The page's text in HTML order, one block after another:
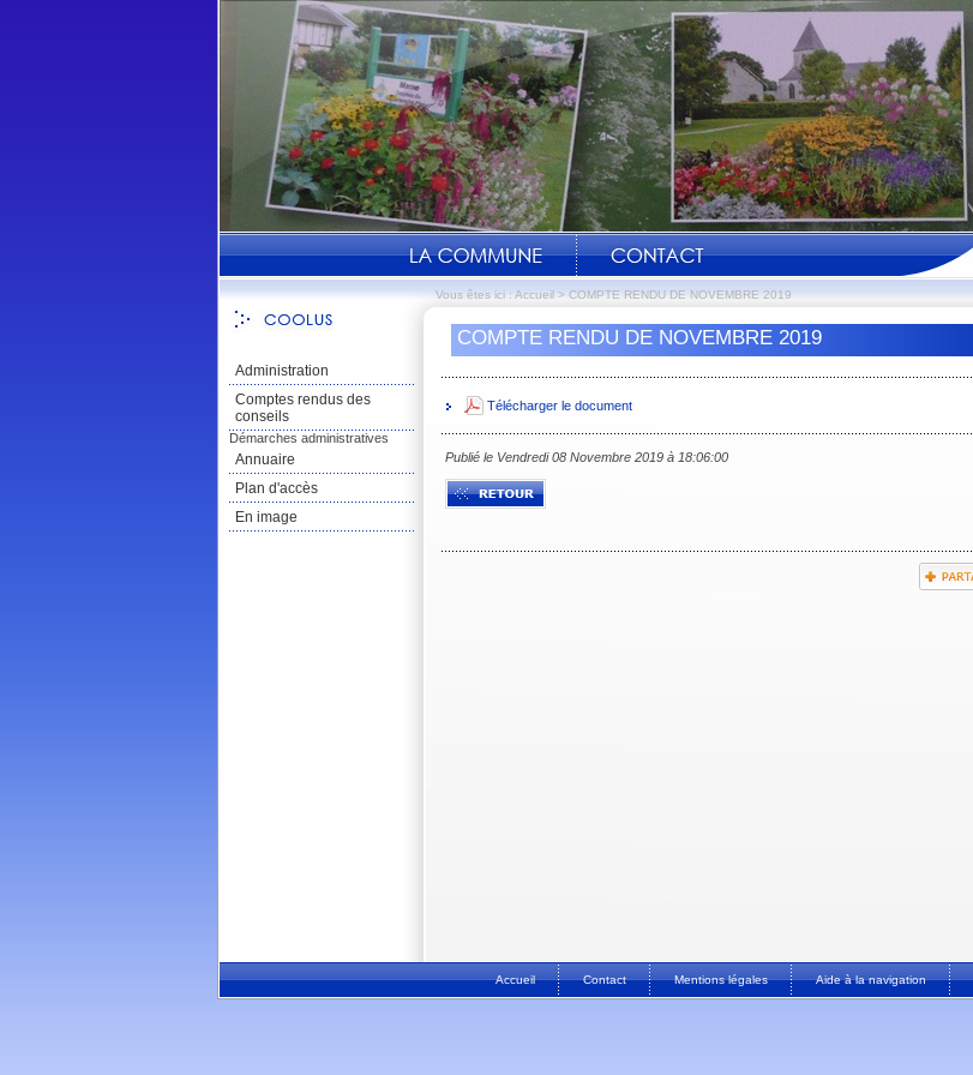
Vous êtes ici : Accueil > COMPTE RENDU DE NOVEMBRE 2019
Administration
Comptes rendus des
conseils
Démarches administratives
Annuaire
Plan d'accès
En image
COMPTE RENDU DE NOVEMBRE 2019
Télécharger le document
Publié le Vendredi 08 Novembre 2019 à 18:06:00
Accueil Contact Mentions légales Aide à la navigation